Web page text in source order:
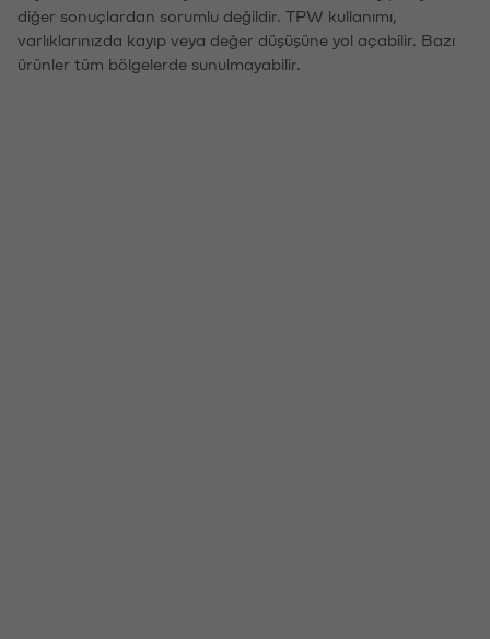
diğer sonuçlardan sorumlu değildir. TPW kullanımı,
varlıklarınızda kayıp veya değer düşüşüne yol açabilir. Bazı
ürünler tüm bölgelerde sunulmayabilir.